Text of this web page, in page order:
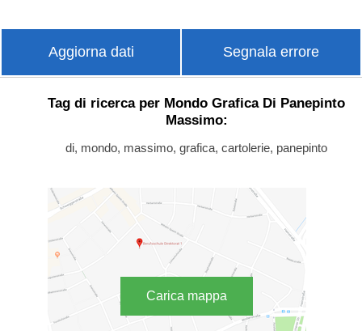
Aggiorna dati Segnala errore
Tag di ricerca per Mondo Grafica Di Panepinto
Massimo:
di, mondo, massimo, grafica, cartolerie, panepinto
Carica mappa